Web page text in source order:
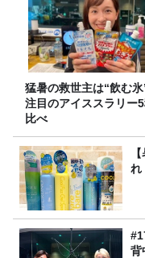
猛暑の救世主は“飲む
注目のアイススラリー
比べ
れ
背